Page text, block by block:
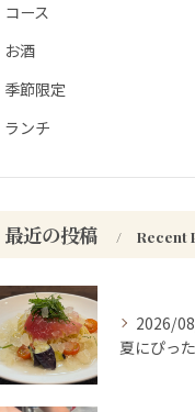
コース
お酒
季節限定
ランチ
最近の投稿 Recent
2026/